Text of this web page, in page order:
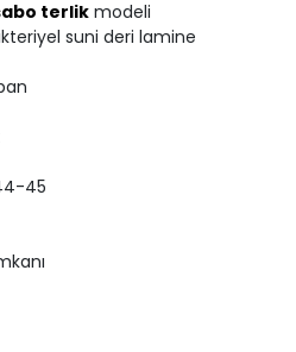
terlikmodeli
suni deri lamine
45